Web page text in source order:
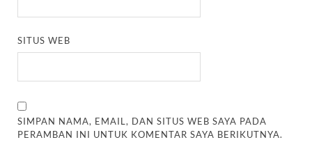
SITUS WEB
SIMPAN NAMA, EMAIL, DAN SITUS WEB SAYA PADA
PERAMBAN INI UNTUK KOMENTAR SAYA BERIKUTNYA.